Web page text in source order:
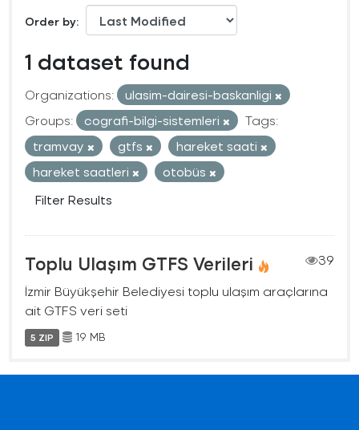
Order by
1 dataset found
Organizations:
ulasim-dairesi-baskanligi
Groups:
cografi-bilgi-sistemleri
Tags:
tramvay
gtfs
hareket saati
hareket saatleri
otobüs
Filter Results
Toplu Ulaşım GTFS Verileri
39
İzmir Büyükşehir Belediyesi toplu ulaşım araçlarına
ait GTFS veri seti
5 ZIP 19 MB